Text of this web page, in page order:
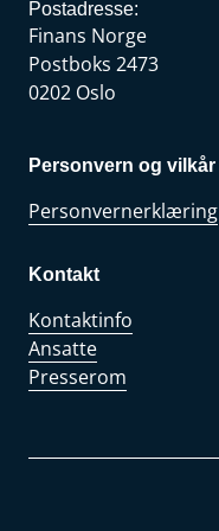
Postadresse:
Finans Norge
Postboks 2473
0202 Oslo
Personvern og vilkår
Personvernerklæring
Kontakt
Kontaktinfo
Ansatte
Presserom